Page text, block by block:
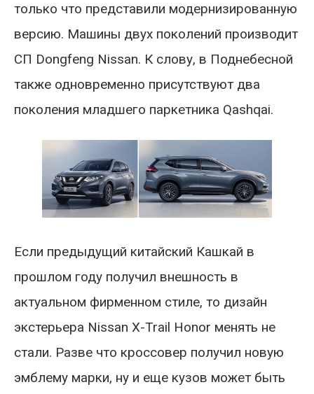
только что представили модернизированную
версию. Машины двух поколений производит
СП Dongfeng Nissan. К слову, в Поднебесной
также одновременно присутствуют два
поколения младшего паркетника Qashqai.
Если предыдущий китайский Кашкай в
прошлом году получил внешность в
актуальном фирменном стиле, то дизайн
экстерьера Nissan X-Trail Honor менять не
стали. Разве что кроссовер получил новую
эмблему марки, ну и еще кузов может быть